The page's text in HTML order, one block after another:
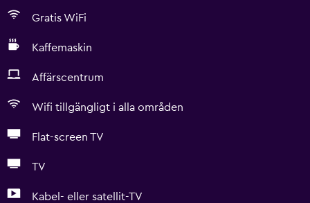
Gratis WiFi
Kaffemaskin
Affärscentrum
Wifi tillgängligt i alla områden
Flat-screen TV
TV
Kabel- eller satellit-TV